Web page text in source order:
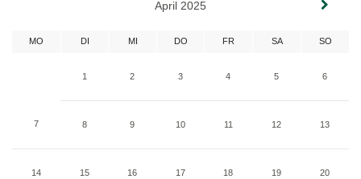
April 2025
MO DI MI DO FR SA SO
1 2 3 4 5 6
7 8 9 10 11 12 13
14 15 16 17 18 19 20